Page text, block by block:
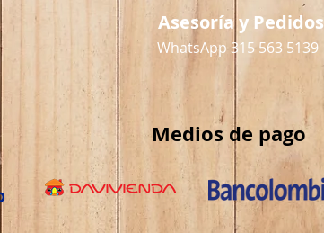
Asesoría y Pedidos
WhatsApp 315 563 5139
Medios de pago